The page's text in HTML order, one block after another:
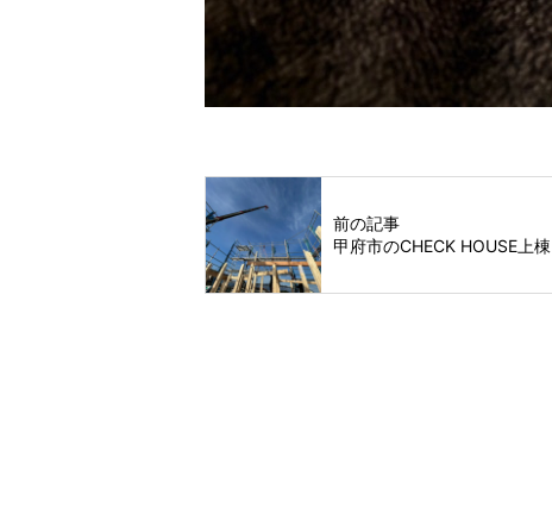
前の記事
甲府市のCHECK HOUSE上棟